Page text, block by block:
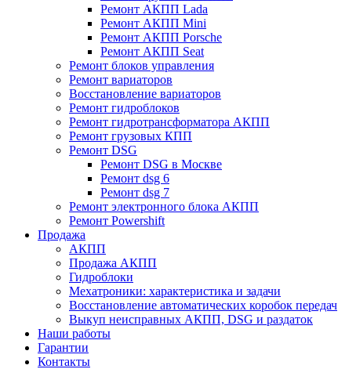
Ремонт АКПП Lada
Ремонт АКПП Mini
Ремонт АКПП Porsche
Ремонт АКПП Seat
Ремонт блоков управления
Ремонт вариаторов
Восстановление вариаторов
Ремонт гидроблоков
Ремонт гидротрансформатора АКПП
Ремонт грузовых КПП
Ремонт DSG
Ремонт DSG в Москве
Ремонт dsg 6
Ремонт dsg 7
Ремонт электронного блока АКПП
Ремонт Powershift
Продажа
АКПП
Продажа АКПП
Гидроблоки
Мехатроники: характеристика и задачи
Восстановление автоматических коробок передач
Выкуп неисправных АКПП, DSG и раздаток
Наши работы
Гарантии
Контакты